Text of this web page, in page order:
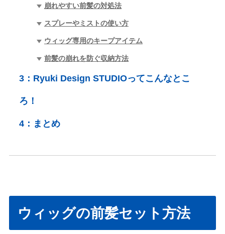
崩れやすい前髪の対処法
スプレーやミストの使い方
ウィッグ専用のキープアイテム
前髪の崩れを防ぐ収納方法
3： Ryuki Design STUDIOってこんなとこ
ろ！
4： まとめ
ウィッグの前髪セット方法